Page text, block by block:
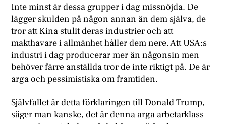
Inte minst är dessa grupper i dag missnöjda. De
lägger skulden på någon annan än dem själva, de
tror att Kina stulit deras industrier och att
makthavare i allmänhet håller dem nere. Att USA:s
industri i dag producerar mer än någonsin men
behöver färre anställda tror de inte riktigt på. De är
arga och pessimistiska om framtiden.
Självfallet är detta förklaringen till Donald Trump,
säger man kanske, det är denna arga arbetarklass